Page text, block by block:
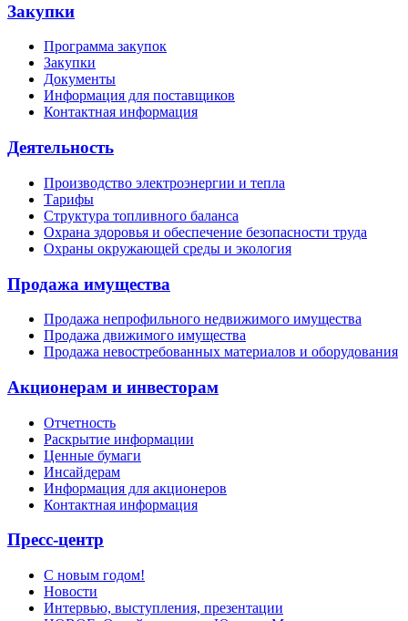
Закупки
Программа закупок
Закупки
Документы
Информация для поставщиков
Контактная информация
Деятельность
Производство электроэнергии и тепла
Тарифы
Структура топливного баланса
Охрана здоровья и обеспечение безопасности труда
Охраны окружающей среды и экология
Продажа имущества
Продажа непрофильного недвижимого имущества
Продажа движимого имущества
Продажа невостребованных материалов и оборудования
Акционерам и инвесторам
Отчетность
Раскрытие информации
Ценные бумаги
Инсайдерам
Информация для акционеров
Контактная информация
Пресс-центр
С новым годом!
Новости
Интервью, выступления, презентации